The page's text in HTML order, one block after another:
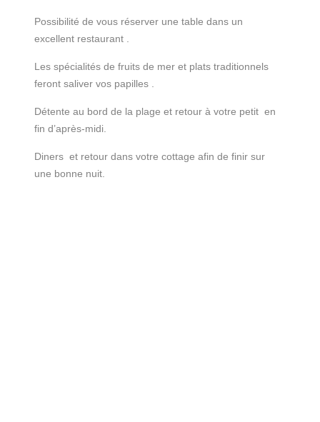
Possibilité de vous réserver une table dans un
excellent restaurant .
Les spécialités de fruits de mer et plats traditionnels
feront saliver vos papilles .
Détente au bord de la plage et retour à votre petit en
fin d’après-midi.
Diners et retour dans votre cottage afin de finir sur
une bonne nuit.